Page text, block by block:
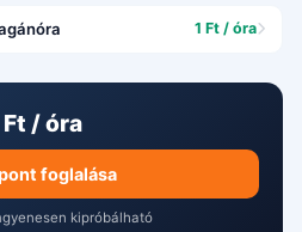
1 Ft / óra
Ft / óra
foglalása
kipróbálható